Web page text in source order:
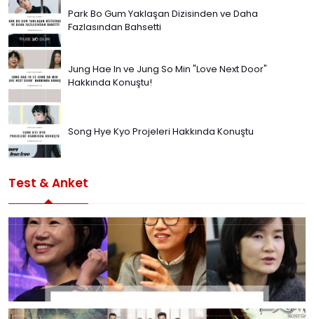
Park Bo Gum Yaklaşan Dizisinden ve Daha
Fazlasından Bahsetti
Jung Hae In ve Jung So Min "Love Next Door"
Hakkında Konuştu!
Song Hye Kyo Projeleri Hakkında Konuştu
Test & Anket